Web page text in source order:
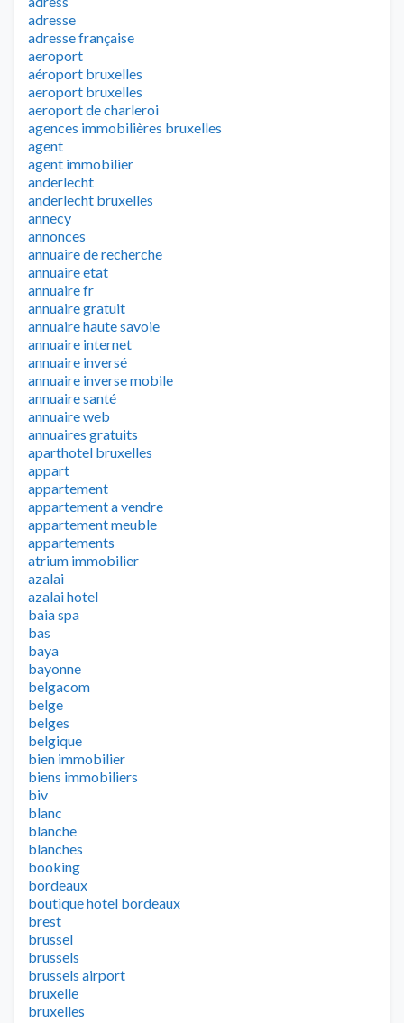
adresse
adresse française
aeroport
aéroport bruxelles
aeroport bruxelles
aeroport de charleroi
agences immobilières bruxelles
agent
agent immobilier
anderlecht
anderlecht bruxelles
annecy
annonces
annuaire de recherche
annuaire etat
annuaire fr
annuaire gratuit
annuaire haute savoie
annuaire internet
annuaire inversé
annuaire inverse mobile
annuaire santé
annuaire web
annuaires gratuits
aparthotel bruxelles
appart
appartement
appartement a vendre
appartement meuble
appartements
atrium immobilier
azalai
azalai hotel
baia spa
bas
baya
bayonne
belgacom
belge
belges
belgique
bien immobilier
biens immobiliers
biv
blanc
blanche
blanches
booking
bordeaux
boutique hotel bordeaux
brest
brussel
brussels
brussels airport
bruxelle
bruxelles